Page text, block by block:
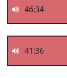
46:34
41:36